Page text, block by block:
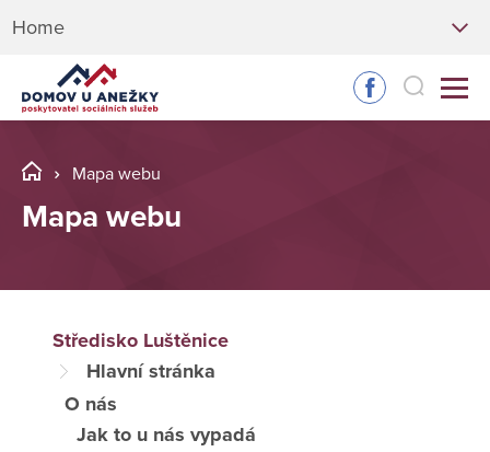
Home
Mapa webu
Mapa webu
Středisko Luštěnice
Hlavní stránka
O nás
Jak to u nás vypadá